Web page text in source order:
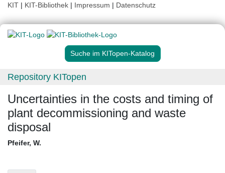
KIT | KIT-Bibliothek | Impressum | Datenschutz
Suche im KITopen-Katalog
Repository KITopen
Uncertainties in the costs and timing of
plant decommissioning and waste
disposal
Pfeifer, W.